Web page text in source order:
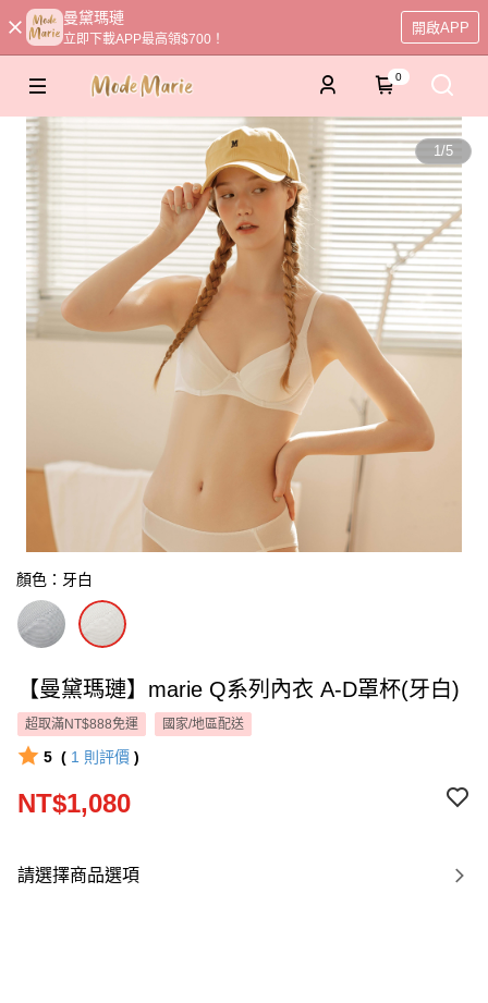
曼黛瑪璉
立即下載APP最高領$700！
開啟APP
0
1/5
顏色：牙白
【曼黛瑪璉】marie Q系列內衣 A-D罩杯(牙白)
超取滿NT$888免運 國家/地區配送
5 ( 1 則評價 )
NT$1,080
請選擇商品選項